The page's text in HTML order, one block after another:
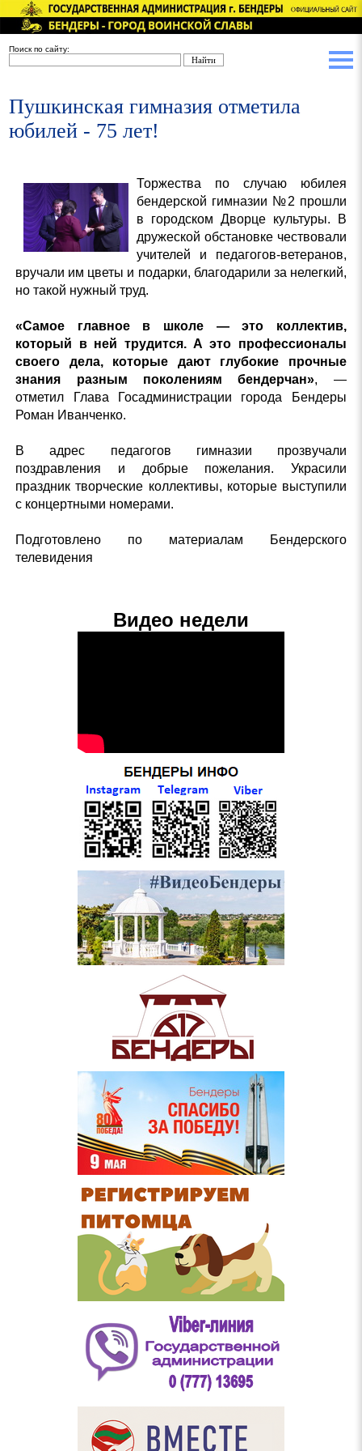
Поиск по сайту:
Пушкинская гимназия отметила
юбилей - 75 лет!
Торжества по случаю юбилея
бендерской гимназии №2 прошли
в городском Дворце культуры. В
дружеской обстановке чествовали
учителей и педагогов-ветеранов,
вручали им цветы и подарки, благодарили за нелегкий,
но такой нужный труд.
«Самое главное в школе — это коллектив,
который в ней трудится. А это профессионалы
своего дела, которые дают глубокие прочные
знания разным поколениям бендерчан», —
отметил Глава Госадминистрации города Бендеры
Роман Иванченко.
В адрес педагогов гимназии прозвучали
поздравления и добрые пожелания. Украсили
праздник творческие коллективы, которые выступили
с концертными номерами.
Подготовлено по материалам Бендерского
телевидения
Видео недели